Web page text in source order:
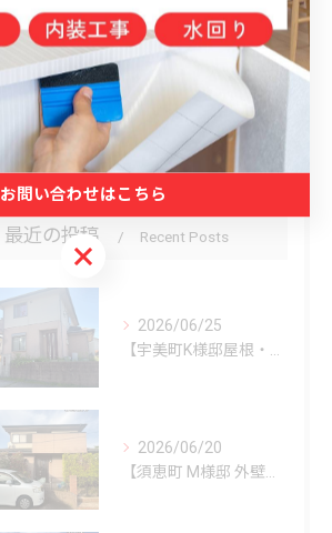
防水
水回り
外構
内装
最近の投稿 Recent Posts
2026/06/25
【宇美町K様邸屋根・外壁塗装工事】
2026/06/20
【須恵町 M様邸 外壁・屋根塗装工事】
お問い合わせはこちら
お問い合わせはこちら